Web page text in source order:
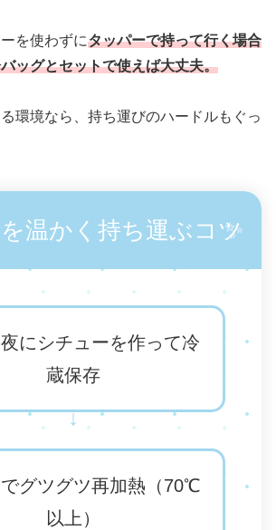
を使わずにタッパーで持って行く場合
ッグとセットで使えば大丈夫。
環境なら、持ち運びのハードルもぐっ
温かく持ち運ぶコツ
✨
にシチューを作って冷
蔵保存
↓
グツグツ再加熱（70℃
以上）